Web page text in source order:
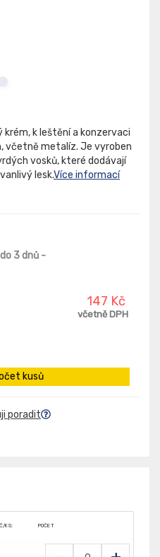
k leštění a konzervaci
včetně metalíz. Je vyroben
vosků, které dodávají
lesk.Více informací
3 dnů -
147 Kč
včetně DPH
kusů
poradit
KS: POČET